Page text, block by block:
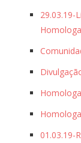
29.03.19-
01.03.19-